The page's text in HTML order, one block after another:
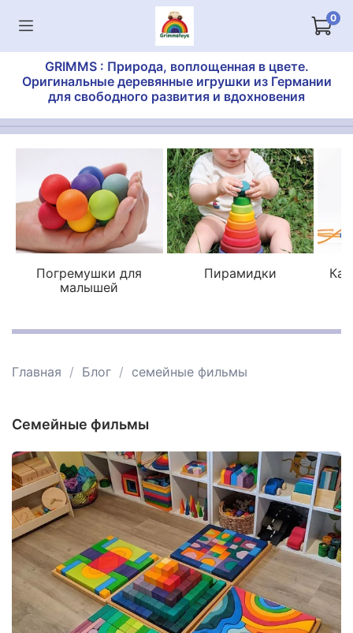
0
GRIMMS : Природа, воплощенная в цвете.
Оригинальные деревянные игрушки из Германии
для свободного развития и вдохновения
Погремушки для
малышей
Пирамидки
Главная Блог семейные фильмы
семейные фильмы